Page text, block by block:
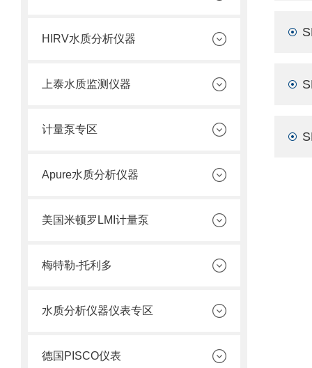
HIRV水质分析仪器
上泰水质监测仪器
计量泵专区
Apure水质分析仪器
美国米顿罗LMI计量泵
梅特勒-托利多
水质分析仪器仪表专区
德国PISCO仪表